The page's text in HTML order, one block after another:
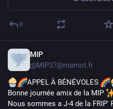
0
MIP
@MIP37@mamot.fr
APPEL À BÉNÉVOLES
Bonne journée amix de la MIP
Nous sommes a J-4 de la FRIP'